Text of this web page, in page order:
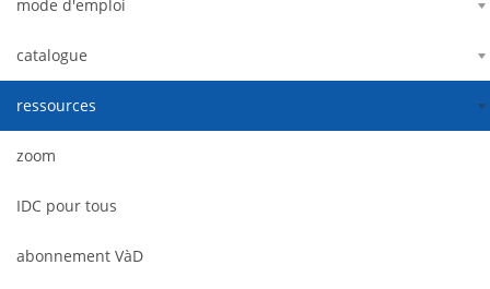
mode d'emploi
catalogue
ressources
zoom
IDC pour tous
abonnement VàD